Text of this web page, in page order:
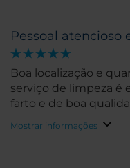
Pessoal atencioso
Boa localização e
serviço de limpeza é
farto e de boa
Mostrar informações